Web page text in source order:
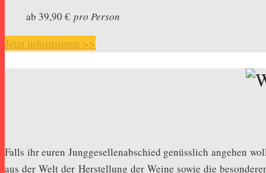
ab 39,90 € pro Person
Jetzt informieren >>
Falls ihr euren Junggesellenabschied genüsslich angehen
aus der Welt der Herstellung der Weine sowie die